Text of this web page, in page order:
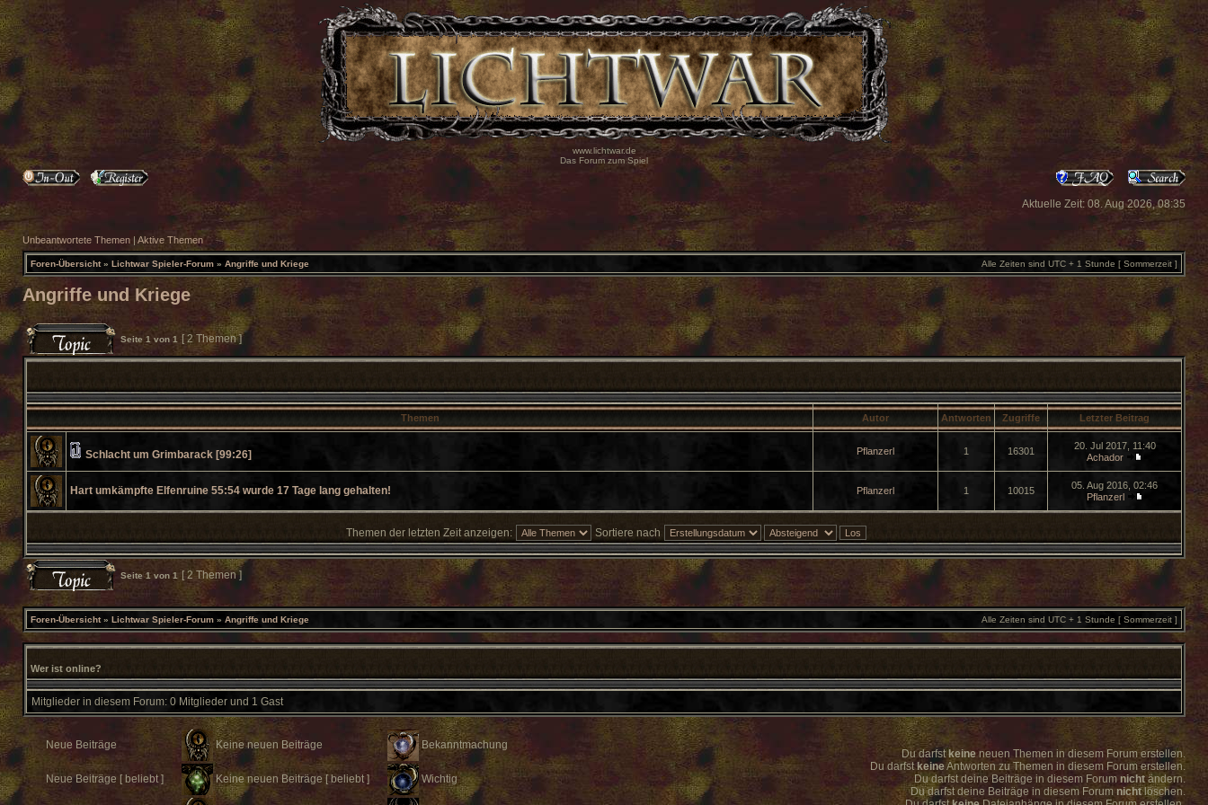
www.lichtwar.de
Das Forum zum Spiel
Aktuelle Zeit: 08. Aug 2026, 08:35
Unbeantwortete Themen | Aktive Themen
Foren-Übersicht» Lichtwar Spieler-Forum » Angriffe und Kriege Alle Zeiten sind UTC + 1 Stunde [ Sommerzeit ]
Angriffe und Kriege
Seite 1 von 1 [ 2 Themen ]
Themen Autor Antworten Zugriffe Letzter Beitrag
Schlacht um Grimbarack [99:26] Pflanzerl 1 16301
20. Jul 2017, 11:40
Achador
Hart umkämpfte Elfenruine 55:54 wurde 17 Tage lang gehalten! Pflanzerl 1 10015
05. Aug 2016, 02:46
Pflanzerl
Themen der letzten Zeit anzeigen: Sortiere nach
Seite 1 von 1 [ 2 Themen ]
Foren-Übersicht» Lichtwar Spieler-Forum » Angriffe und Kriege Alle Zeiten sind UTC + 1 Stunde [ Sommerzeit ]
Wer ist online?
Mitglieder in diesem Forum: 0 Mitglieder und 1 Gast
Neue Beiträge Keine neuen Beiträge Bekanntmachung
Neue Beiträge [ beliebt ] Keine neuen Beiträge [ beliebt ] Wichtig
Du darfst keineneuen Themen in diesem Forum erstellen.
Du darfstkeineAntworten zu Themen in diesem Forum erstellen.
Du darfst deine Beiträge in diesem Forum nichtändern.
Du darfst deine Beiträge in diesem Forum nichtlöschen.